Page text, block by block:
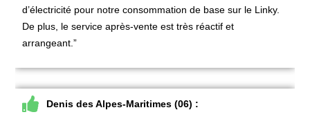
d’électricité pour notre consommation de base sur le Linky.
De plus, le service après-vente est très réactif et
arrangeant.”
Denis des Alpes-Maritimes (06) :